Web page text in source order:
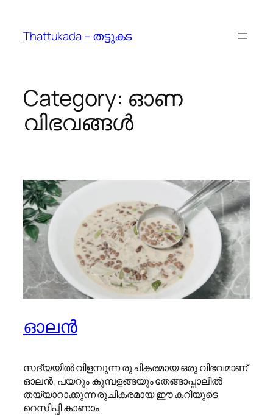
content
Thattukada – തട്ടുകട
Category: ഓണ
വിഭവങ്ങൾ
ഓലൻ
സദ്യയിൽ വിളമ്പുന്ന രുചികരമായ ഒരു വിഭവമാണ്
ഓലൻ, പയറും കുമ്പളങ്ങയും തേങ്ങാപ്പാലിൽ
തയ്യാറാക്കുന്ന രുചികരമായ ഈ കറിയുടെ
റെസിപ്പി കാണാം